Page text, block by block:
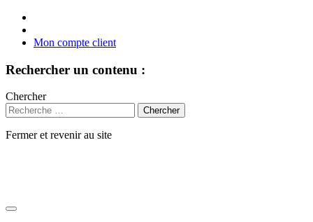
Mon compte client
Rechercher un contenu :
Chercher
Fermer et revenir au site